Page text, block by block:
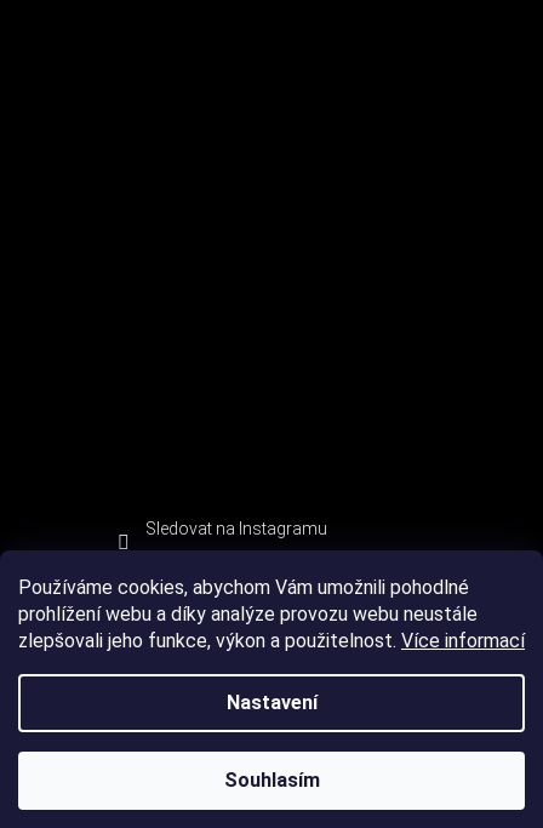
Používáme cookies, abychom Vám umožnili pohodlné
prohlížení webu a díky analýze provozu webu neustále
zlepšovali jeho funkce, výkon a použitelnost. Více informací
Nastavení
Souhlasím
Sledovat na Instagramu
DEVIL SPORT. Všechna práva vyhrazena.